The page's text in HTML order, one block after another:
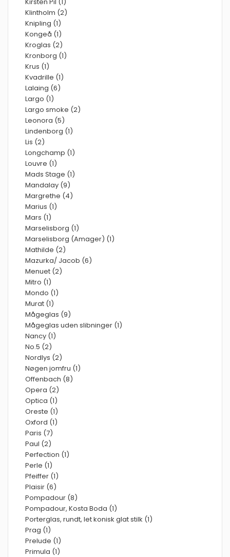
Klintholm (2)
Knipling (1)
Kongeå (1)
Kroglas (2)
Kronborg (1)
Krus (1)
Kvadrille (1)
Lalaing (6)
Largo (1)
Largo smoke (2)
Leonora (5)
Lindenborg (1)
Lis (2)
Longchamp (1)
Louvre (1)
Mads Stage (1)
Mandalay (9)
Margrethe (4)
Marius (1)
Mars (1)
Marselisborg (1)
Marselisborg (Amager) (1)
Mathilde (2)
Mazurka/ Jacob (6)
Menuet (2)
Mitro (1)
Mondo (1)
Murat (1)
Mågeglas (9)
Mågeglas uden slibninger (1)
Nancy (1)
No.5 (2)
Nordlys (2)
Nøgen jomfru (1)
Offenbach (8)
Opera (2)
Optica (1)
Oreste (1)
Oxford (1)
Paris (7)
Paul (2)
Perfection (1)
Perle (1)
Pfeiffer (1)
Plaisir (6)
Pompadour (8)
Pompadour, Kosta Boda (1)
Porterglas, rundt, let konisk glat stilk (1)
Prag (1)
Prelude (1)
Primula (1)